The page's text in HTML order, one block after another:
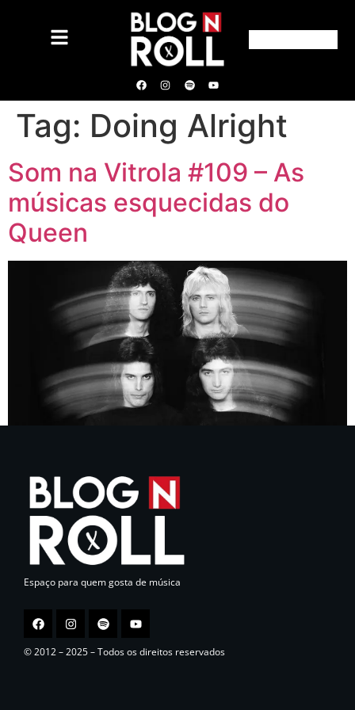
Tag: Doing Alright
Som na Vitrola #109 – As
músicas esquecidas do
Queen
Espaço para quem gosta de música
© 2012 – 2025 – Todos os direitos reservados